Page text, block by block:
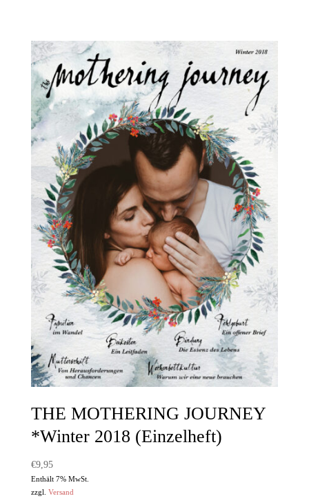
THE MOTHERING JOURNEY
*Winter 2018 (Einzelheft)
€9,95
Enthält 7% MwSt.
zzgl. Versand